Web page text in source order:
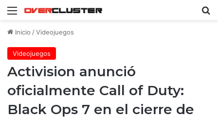
Menú
Inicio /Videojuegos
Videojuegos
Activision anunció
oficialmente Call of Duty:
Black Ops 7 en el cierre de